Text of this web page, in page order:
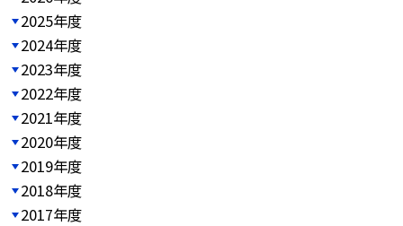
2025年度
2024年度
2023年度
2022年度
2021年度
2020年度
2019年度
2018年度
2017年度